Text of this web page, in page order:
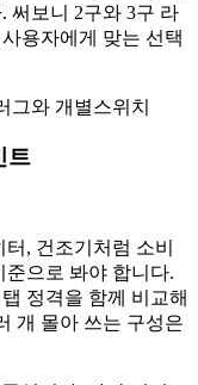
써보니 2구와 3구 라
용자에게 맞는 선택
트
, 건조기처럼 소비
으로 봐야 합니다.
정격을 함께 비교해
개 몰아 쓰는 구성은